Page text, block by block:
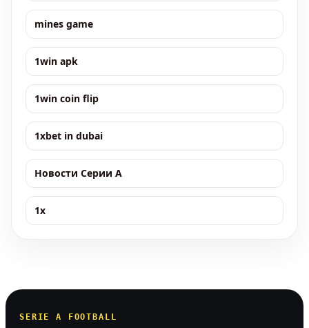
mines game
1win apk
1win coin flip
1xbet in dubai
Новости Серии А
1x
SERIE A FOOTBALL